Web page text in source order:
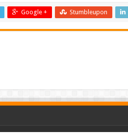
Google + Stumbleupon